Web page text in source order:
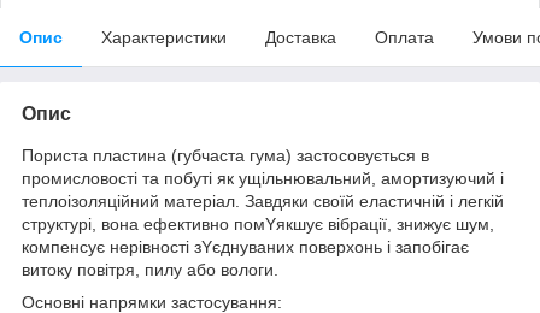
Опис Характеристики Доставка Оплата Умови
Опис
Пориста пластина (губчаста гума) застосовується в
промисловості та побуті як ущільнювальний, амортизуючий і
теплоізоляційний матеріал. Завдяки своїй еластичній і легкій
структурі, вона ефективно помYякшує вібрації, знижує шум,
компенсує нерівності зYєднуваних поверхонь і запобігає
витоку повітря, пилу або вологи.
Основні напрямки застосування: